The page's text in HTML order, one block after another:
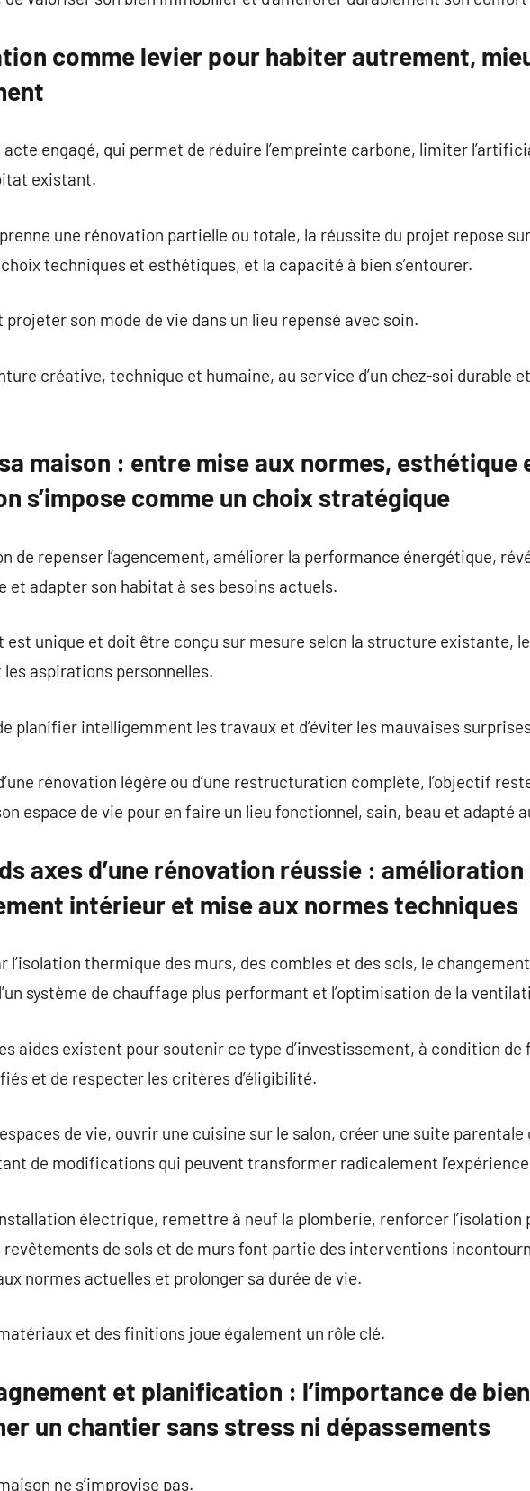
comme levier pour habiter autrement,
acte engagé, qui permet de réduire l’empreinte carbone, limiter
existant.
une rénovation partielle ou totale, la réussite du projet repose
techniques et esthétiques, et la capacité à bien s’entourer.
projeter son mode de vie dans un lieu repensé avec soin.
créative, technique et humaine, au service d’un chez-soi durable
maison : entre mise aux normes, esthétique
s’impose comme un choix stratégique
de repens­er l’agencement, améliorer la performance énergétique,
et adapter son habitat à ses besoins actuels.
est unique et doit être conçu sur mesure selon la structure existante,
aspirations personnelles.
planifier intelligemment les travaux et d’éviter les mauvaises
d’une rénovation légère ou d’une restructuration complète, l’objectif
espace de vie pour en faire un lieu fonctionnel, sain, beau et adapté
axes d’une rénovation réussie :
intérieur et mise aux normes techniques
l’isolation thermique des murs, des combles et des sols, le
système de chauffage plus performant et l’optimisation de la
aides existent pour soutenir ce type d’investissement, à condition de
et de respecter les critères d’éligibilité.
de vie, ouvrir une cuisine sur le salon, créer une suite parentale
de modifications qui peuvent transformer radicalement
électrique, remettre à neuf la plomberie, renforcer l’isolation
revêtements de sols et de murs font partie des interventions
normes actuelles et prolonger sa durée de vie.
et des finitions joue également un rôle clé.
et planification : l’importance de
un chantier sans stress ni dépassements
ne s’improvise pas.